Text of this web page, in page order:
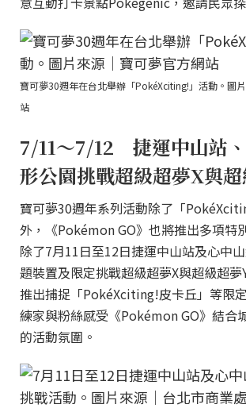
寶可夢30週年在台北舉辦「PokéXciting!」活動。圖
站
7/11～7/12 捷運中山站
形公園挑戰超級超夢X與
寶可夢30週年系列活動除了「
外，《Pokémon GO》也將推出多項特
除了7月11日至12日捷運中山站及心中
題裝置及限定挑戰超級超夢X與超級超
推出捕捉「PokéXciting!皮卡丘」等限
練家與粉絲感受《Pokémon GO》結合
的活動氛圍。